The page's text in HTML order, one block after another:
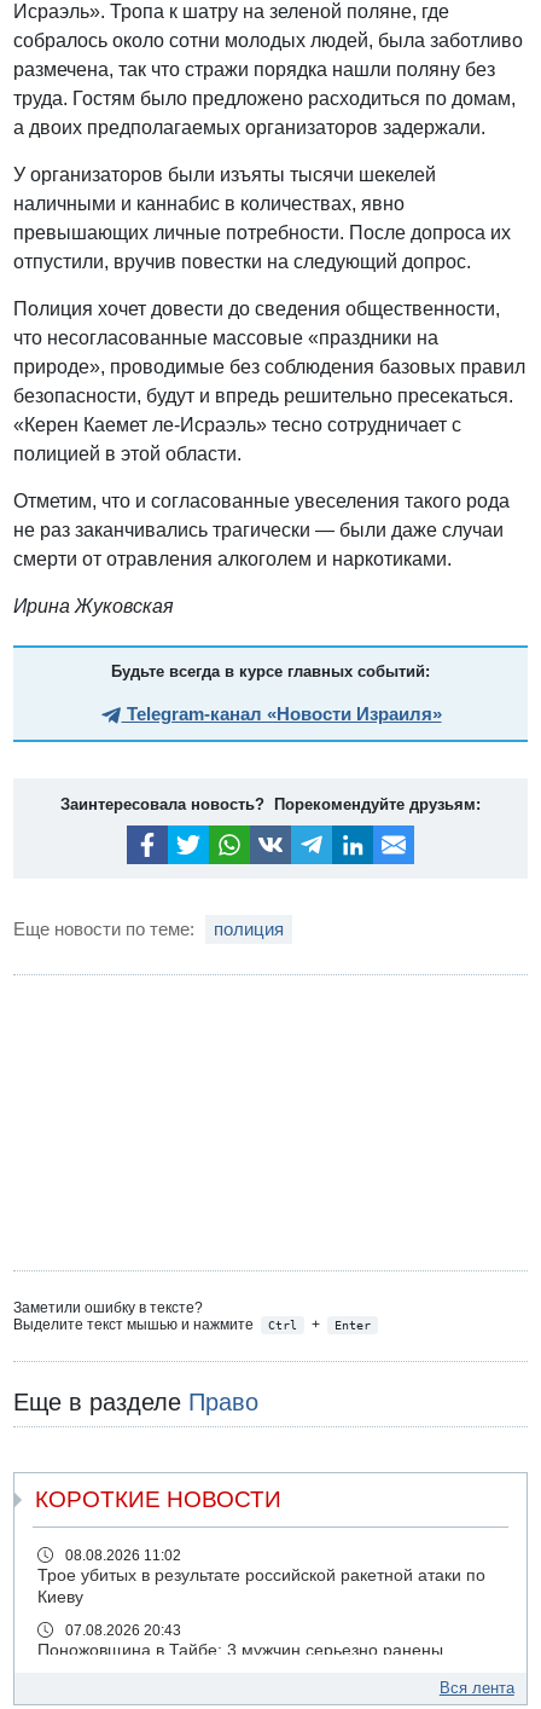
Исраэль». Тропа к шатру на зеленой поляне, где
собралось около сотни молодых людей, была заботливо
размечена, так что стражи порядка нашли поляну без
труда. Гостям было предложено расходиться по домам,
а двоих предполагаемых организаторов задержали.
У организаторов были изъяты тысячи шекелей
наличными и каннабис в количествах, явно
превышающих личные потребности. После допроса их
отпустили, вручив повестки на следующий допрос.
Полиция хочет довести до сведения общественности,
что несогласованные массовые «праздники на
природе», проводимые без соблюдения базовых правил
безопасности, будут и впредь решительно пресекаться.
«Керен Каемет ле-Исраэль» тесно сотрудничает с
полицией в этой области.
Отметим, что и согласованные увеселения такого рода
не раз заканчивались трагически — были даже случаи
смерти от отравления алкоголем и наркотиками.
Ирина Жуковская
Будьте всегда в курсе главных событий:
Telegram-канал «Новости Израиля»
Заинтересовала новость? Порекомендуйте друзьям:
Еще новости по теме: полиция
Заметили ошибку в тексте?
Выделите текст мышью и нажмите
Ctrl + Enter
Еще в разделе Право
КОРОТКИЕ НОВОСТИ
08.08.2026 11:02
Трое убитых в результате российской ракетной атаки по
Киеву
07.08.2026 20:43
Поножовщина в Тайбе: 3 мужчин серьезно ранены
Ynet: "Хизбалла" запустила БПЛА со взрывчаткой по
Вся лента